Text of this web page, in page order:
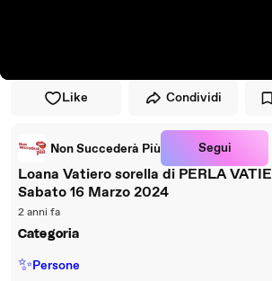
Like Condividi
Non Succederà Più Segui
Loana Vatiero sorella di PERLA
Sabato 16 Marzo 2024
2 anni fa
Categoria
✨Persone